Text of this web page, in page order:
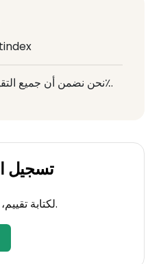
نحن نضمن أن جميع التقييمات حقيقية بنسبة 100٪.
تسجيل
لكتابة تقييم، يمكنك تسجيل الدخول هنا.